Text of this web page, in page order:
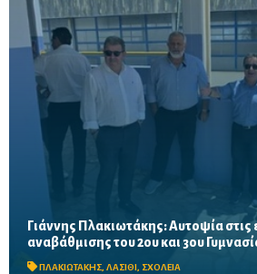
Γιάννης Πλακιωτάκης: Αυτοψία στις
αναβάθμισης του 2ου και 3ου
ΠΛΑΚΙΩΤΑΚΗΣ, ΛΑΣΙΘΙ, ΣΧΟΛΕΙΑ
Οι παρεμβάσεις του προγράμματος
αναμένεται να ολοκληρωθούν πριν από τη
Προβλέπονται ανακαινίσεις αιθουσών,